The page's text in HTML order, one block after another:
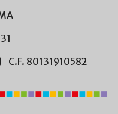
C.F. 80131910582